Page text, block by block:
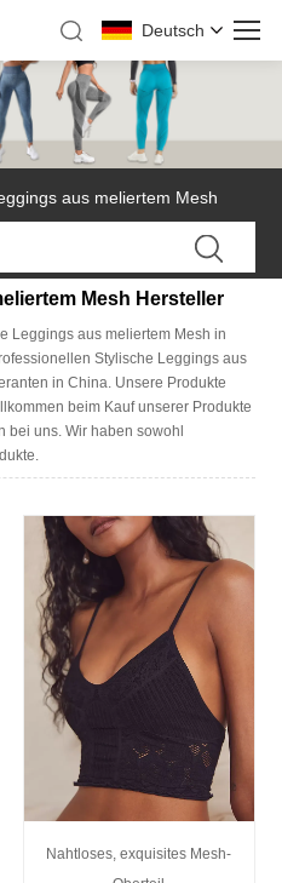
Deutsch
aus meliertem Mesh
Mesh Hersteller
Leggings aus meliertem Mesh in
Stylische Leggings aus
in China. Unsere Produkte
beim Kauf unserer Produkte
bei uns. Wir haben sowohl
Nahtloses, exquisites Mesh-